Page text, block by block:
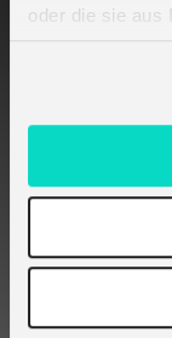
oder die sie aus
verwalteter
industrielle
eine
vernetzter
Durch die